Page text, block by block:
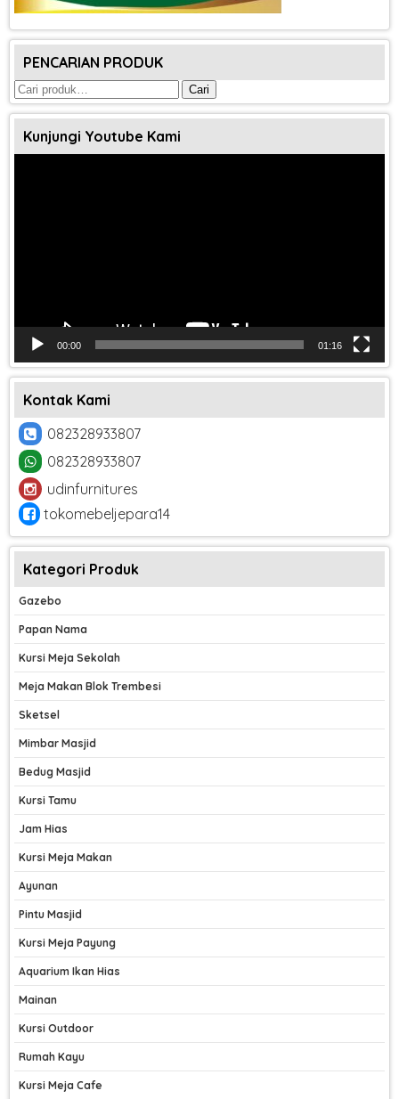
PENCARIAN PRODUK
Pencarian
untuk:
Cari
Kunjungi Youtube Kami
00:00 01:16
Kontak Kami
082328933807
082328933807
udinfurnitures
tokomebeljepara14
Kategori Produk
Gazebo
Papan Nama
Kursi Meja Sekolah
Meja Makan Blok Trembesi
Sketsel
Mimbar Masjid
Bedug Masjid
Kursi Tamu
Jam Hias
Kursi Meja Makan
Ayunan
Pintu Masjid
Kursi Meja Payung
Aquarium Ikan Hias
Mainan
Kursi Outdoor
Rumah Kayu
Kursi Meja Cafe